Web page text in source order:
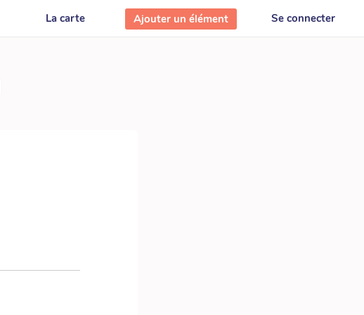
La carte Ajouter un élément Se connecter